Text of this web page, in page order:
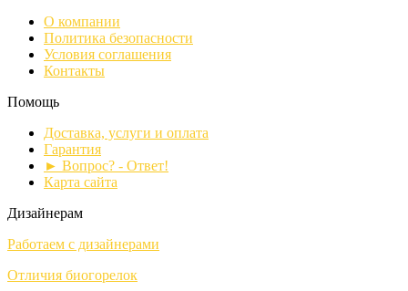
О компании
Политика безопасности
Условия соглашения
Контакты
Помощь
Доставка, услуги и оплата
Гарантия
► Вопрос? - Ответ!
Карта сайта
Дизайнерам
Работаем с дизайнерами
Отличия биогорелок